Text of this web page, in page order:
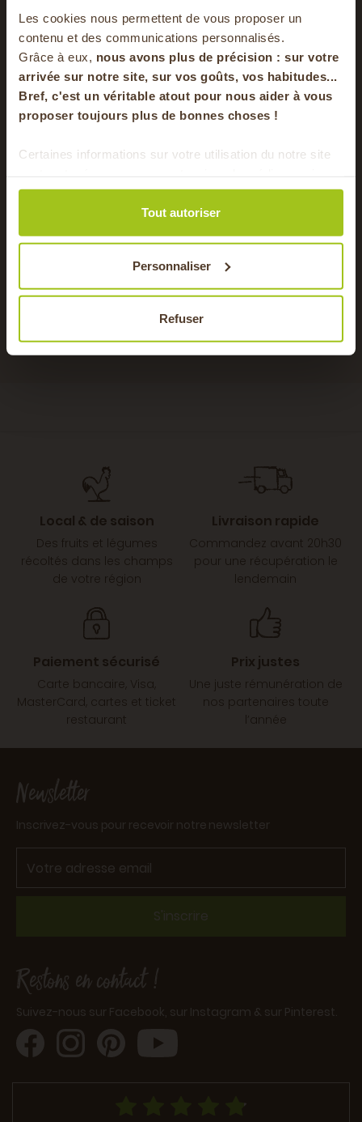
Les cookies nous permettent de vous proposer un
contenu et des communications personnalisés.
Grâce à eux, nous avons plus de précision : sur votre
arrivée sur notre site, sur vos goûts, vos habitudes...
Bref, c'est un véritable atout pour nous aider à vous
proposer toujours plus de bonnes choses !
Certaines informations sur votre utilisation du notre site
de publicité et d'analyse. Ces données peuvent être
combinées avec d'autres informations que vous leur
avez fournies ou qu'ils ont collectées lors de votre
Tout autoriser
Personnaliser
Refuser
Gâteau aux pommes
facile
AUTOMNE, HIVER • DESSERT •
Toutes nos recettes
-20% offerts sur
votre panier
en vous inscrivant à notre newsletter
Pour faire le plein chaque semaine de bons
produits locaux & de saison !
Local & de saison
Des fruits et légumes
récoltés dans les champs
de votre région
Livraison rapide
Commandez avant 20h30
pour une récupération le
lendemain
Paiement sécurisé
Carte bancaire, Visa,
MasterCard, cartes et ticket
restaurant
Prix justes
Une juste rémunération de
nos partenaires toute
l’année
Newsletter
Inscrivez-vous pour recevoir notre newsletter
S'inscrire
Restons en contact !
Suivez-nous sur Facebook, sur Instagram & sur Pinterest.